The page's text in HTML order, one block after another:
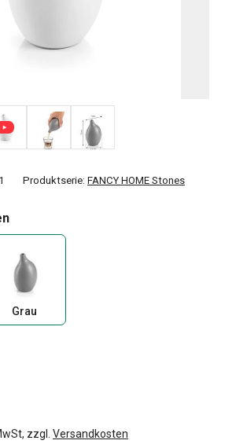
Produktserie: FANCY HOME Stones
Grau
zzgl. Versandkosten